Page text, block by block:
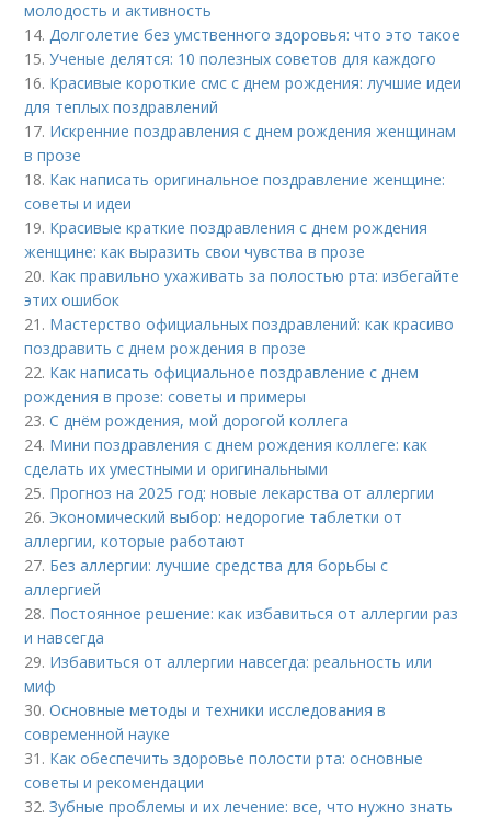
молодость и активность
14.Долголетие без умственного здоровья: что это такое
15.Ученые делятся: 10 полезных советов для каждого
16. Красивые короткие смс с днем рождения: лучшие идеи
для теплых поздравлений
17. Искренние поздравления с днем рождения женщинам
в прозе
18. Как написать оригинальное поздравление женщине:
советы и идеи
19. Красивые краткие поздравления с днем рождения
женщине: как выразить свои чувства в прозе
20. Как правильно ухаживать за полостью рта: избегайте
этих ошибок
21. Мастерство официальных поздравлений: как красиво
поздравить с днем рождения в прозе
22. Как написать официальное поздравление с днем
рождения в прозе: советы и примеры
23.С днём рождения, мой дорогой коллега
24. Мини поздравления с днем рождения коллеге: как
сделать их уместными и оригинальными
25. Прогноз на 2025 год: новые лекарства от аллергии
26. Экономический выбор: недорогие таблетки от
аллергии, которые работают
27. Без аллергии: лучшие средства для борьбы с
аллергией
28. Постоянное решение: как избавиться от аллергии раз
и навсегда
29. Избавиться от аллергии навсегда: реальность или
миф
30.Основные методы и техники исследования в
современной науке
31. Как обеспечить здоровье полости рта: основные
советы и рекомендации
32.Зубные проблемы и их лечение: все, что нужно знать